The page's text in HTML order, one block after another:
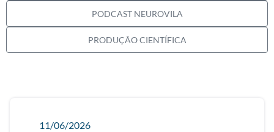
PODCAST NEUROVILA
PRODUÇÃO CIENTÍFICA
11/06/2026